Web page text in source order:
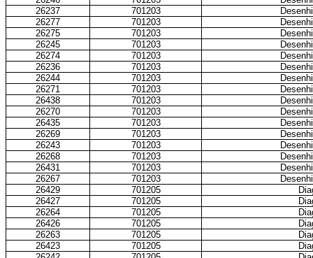
26237
701203
26277
701203
26275
701203
26245
701203
26274
701203
26236
701203
26244
701203
26271
701203
26438
701203
26270
701203
26435
701203
26269
701203
26243
701203
26268
701203
26431
701203
26267
701203
26429
701205
26427
701205
26264
701205
26426
701205
26263
701205
26423
701205